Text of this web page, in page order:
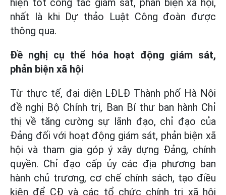
hiện tốt công tác giám sát, phản biện xã hội,
nhất là khi Dự thảo Luật Công đoàn được
thông qua.
Đề nghị cụ thể hóa hoạt động giám sát,
phản biện xã hội
Từ thực tế, đại diện LĐLĐ Thành phố Hà Nội
đề nghị Bộ Chính trị, Ban Bí thư ban hành Chỉ
thị về tăng cường sự lãnh đạo, chỉ đạo của
Đảng đối với hoạt động giám sát, phản biện xã
hội và tham gia góp ý xây dựng Đảng, chính
quyền. Chỉ đạo cấp ủy các địa phương ban
hành chủ trương, cơ chế chính sách, tạo điều
kiện để CĐ và các tổ chức chính trị xã hội